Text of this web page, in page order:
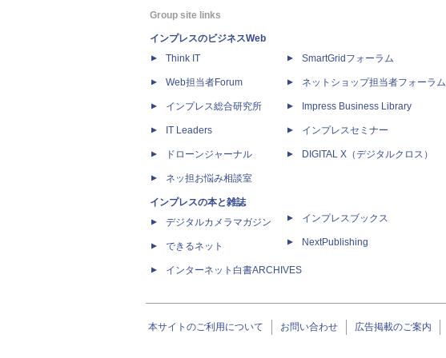
Group site links
インプレスのビジネスWeb
Think IT
Web担当者Forum
インプレス総合研究所
IT Leaders
ドローンジャーナル
ネッ担お悩み相談室
インプレスの本と雑誌
デジタルカメラマガジン
できるネット
インターネット白書ARCHIVES
SmartGridフォーラム
ネットショップ担当者フォーラム
Impress Business Library
インプレスセミナー
DIGITAL X（デジタルクロス）
インプレスブックス
NextPublishing
本サイトのご利用について お問い合わせ 広告掲載のご案内